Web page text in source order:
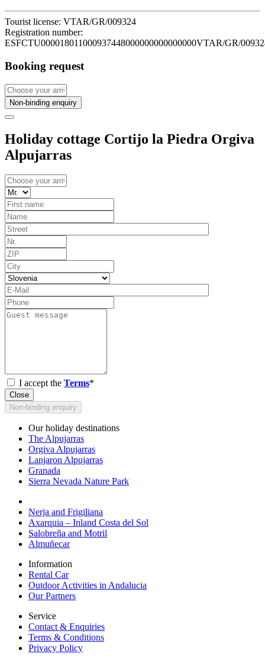
Tourist license: VTAR/GR/009324
Registration number:
ESFCTU000018011000937448000000000000000VTAR/GR/
Booking request
Non-binding enquiry
Holiday cottage Cortijo la Piedra Orgiva
Alpujarras
I accept the Terms*
Close
Non-binding enquiry
Our holiday destinations
The Alpujarras
Orgiva Alpujarras
Lanjaron Alpujarras
Granada
Sierra Nevada Nature Park
Nerja and Frigiliana
Axarquia – Inland Costa del Sol
Salobreña and Motril
Almuñecar
Information
Rental Car
Outdoor Activities in Andalucia
Our Partners
Service
Contact & Enquiries
Terms & Conditions
Privacy Policy